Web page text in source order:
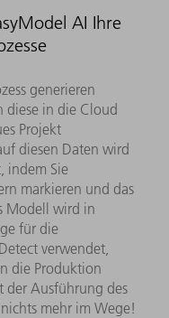
AI Ihre
generieren
diese in die Cloud
Projekt
diesen Daten wird
indem Sie
markieren und das
Modell wird in
für die
verwendet,
die Produktion
der Ausführung des
mehr im Wege!